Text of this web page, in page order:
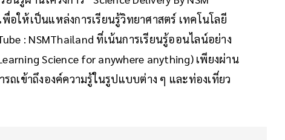
อให้เป็นแหล่งการเรียนรู้วิทยาศาสตร์ เทคโนโลยี
: NSMThailand ที่เน้นการเรียนรู้ออนไลน์อย่าง
Science for anywhere anything) เพียงผ่าน
เข้าถึงองค์ความรู้ในรูปแบบต่าง ๆ และท่องเที่ยว